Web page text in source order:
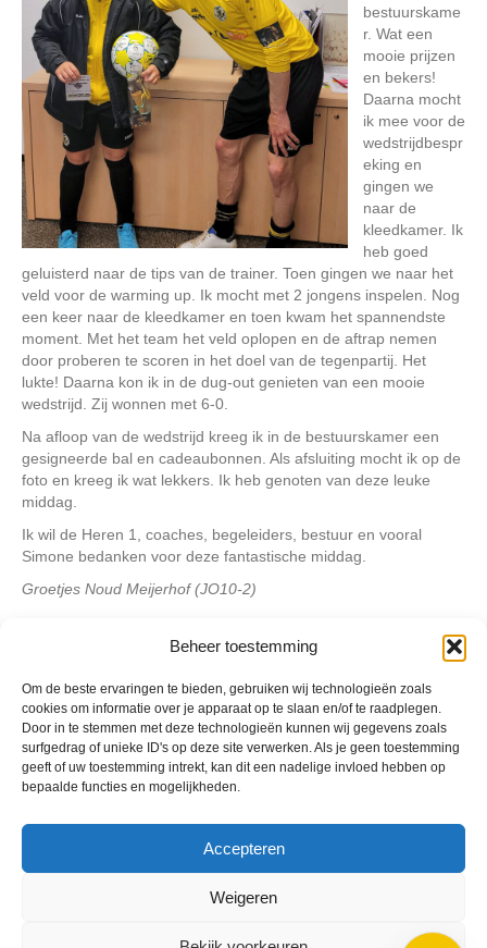
Beheer toestemming
Om de beste ervaringen te bieden, gebruiken wij technologieën zoals
cookies om informatie over je apparaat op te slaan en/of te raadplegen.
Door in te stemmen met deze technologieën kunnen wij gegevens zoals
surfgedrag of unieke ID's op deze site verwerken. Als je geen toestemming
geeft of uw toestemming intrekt, kan dit een nadelige invloed hebben op
bepaalde functies en mogelijkheden.
Accepteren
Weigeren
bestuurskame
r. Wat een
mooie prijzen
en bekers!
Daarna mocht
ik mee voor de
wedstrijdbespr
eking en
gingen we
naar de
kleedkamer. Ik
heb goed
geluisterd naar de tips van de trainer. Toen gingen we naar het
veld voor de warming up. Ik mocht met 2 jongens inspelen. Nog
een keer naar de kleedkamer en toen kwam het spannendste
moment. Met het team het veld oplopen en de aftrap nemen
door proberen te scoren in het doel van de tegenpartij. Het
lukte! Daarna kon ik in de dug-out genieten van een mooie
wedstrijd. Zij wonnen met 6-0.
Na afloop van de wedstrijd kreeg ik in de bestuurskamer een
gesigneerde bal en cadeaubonnen. Als afsluiting mocht ik op de
foto en kreeg ik wat lekkers. Ik heb genoten van deze leuke
middag.
Ik wil de Heren 1, coaches, begeleiders, bestuur en vooral
Simone bedanken voor deze fantastische middag.
Groetjes Noud Meijerhof (JO10-2)
Berichten seizoen 2021-2022
De Wending, Lotte Beesedijk 1